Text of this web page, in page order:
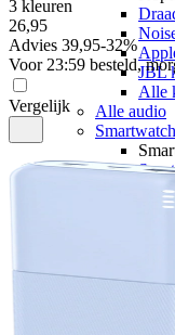
JBL
Alle
Alle audio
Alle
3 kleuren
26,95
Advies 39,95-32%
Voor 23:59 besteld,
Vergelijk